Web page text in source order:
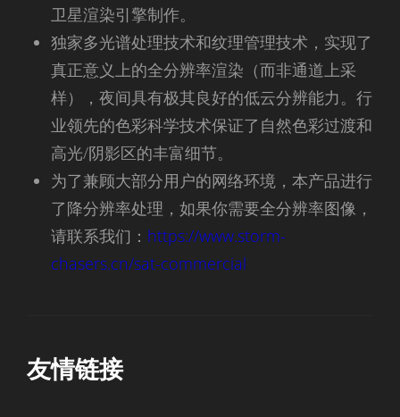
卫星渲染引擎制作。
独家多光谱处理技术和纹理管理技术，实现了
真正意义上的全分辨率渲染（而非通道上采
样），夜间具有极其良好的低云分辨能力。行
业领先的色彩科学技术保证了自然色彩过渡和
高光/阴影区的丰富细节。
为了兼顾大部分用户的网络环境，本产品进行
了降分辨率处理，如果你需要全分辨率图像，
请联系我们： https://www.storm-
chasers.cn/sat-commercial
友情链接